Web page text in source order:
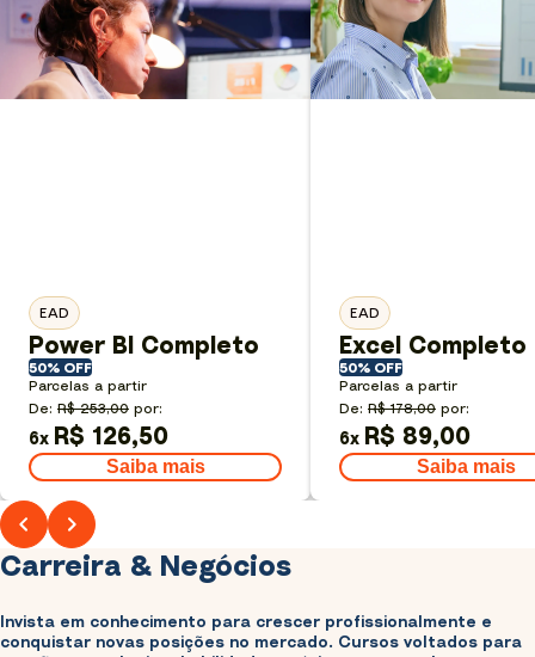
EAD
Power BI Completo
50% OFF
Parcelas a partir
De: R$ 253,00 por:
6x R$ 126,50
Saiba mais
EAD
Excel Completo
50% OFF
Parcelas a partir
De: R$ 178,00 por:
6x R$ 89,00
Saiba mais
Carreira & Negócios
Invista em conhecimento para crescer profissionalmente e
conquistar novas posições no mercado. Cursos voltados para